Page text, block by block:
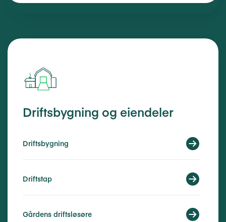
Driftsbygning og eiendeler
Driftsbygning
Driftstap
Gårdens driftsløsøre